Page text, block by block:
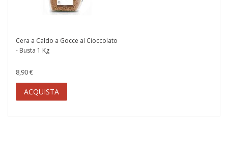
Cera a Caldo a Gocce al Cioccolato
- Busta 1 Kg
8,90 €
ACQUISTA